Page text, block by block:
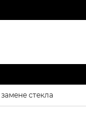
стекла